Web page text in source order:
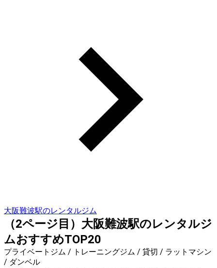
大阪難波駅のレンタルジム
（2ページ目）大阪難波駅のレンタルジ
ムおすすめTOP20
プライベートジム / トレーニングジム / 貸切 / ラットマシン
/ ダンベル